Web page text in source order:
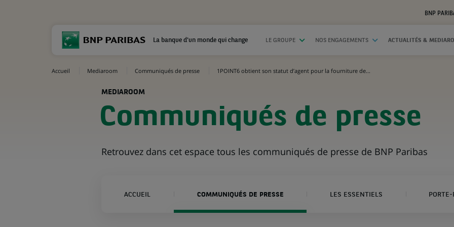
BNP
La banque d'un monde qui change LE GROUPE NOS ENGAGEMENTS ACTUALITÉS &
Accueil Mediaroom Communiqués de presse 1POINT6 obtient son statut d’agent pour la fourniture de...
MEDIAROOM
Communiqués de presse
Retrouvez dans cet espace tous les communiqués de presse de BNP Paribas
ACCUEIL COMMUNIQUÉS DE PRESSE LES ESSENTIELS PORTE-